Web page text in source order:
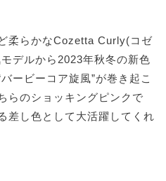
柔らかなCozetta Curly(コゼ
デルから2023年秋冬の新色
ービーコア旋風”が巻き起こ
らのショッキングピンクで
差し色として大活躍してくれ